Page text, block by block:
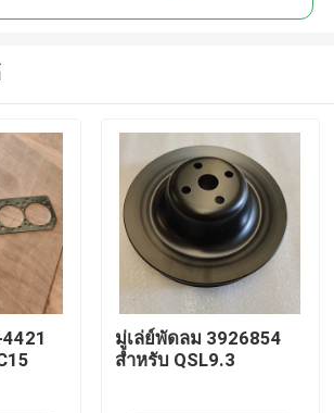
มู่เล่ย์พัดลม 3926854
สำหรับ QSL9.3